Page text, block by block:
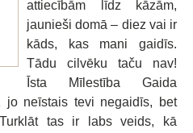
attiecībām līdz kāzām,
jaunieši domā – diez vai ir
kāds, kas mani gaidīs.
Tādu cilvēku taču nav!
Īsta Mīlestība Gaida
jo neīstais tevi negaidīs, bet
tas ir labs veids, kā